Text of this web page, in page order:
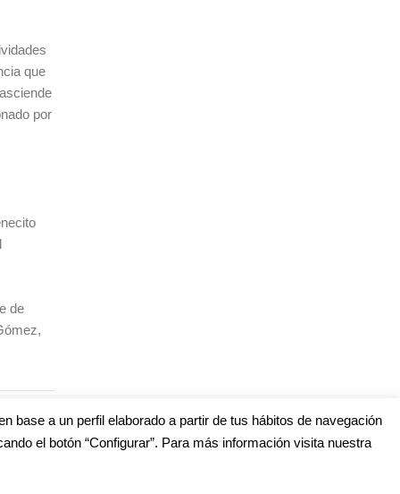
que
por
de
base a un perfil elaborado a partir de tus hábitos de navegación
el botón “Configurar”. Para más información visita nuestra